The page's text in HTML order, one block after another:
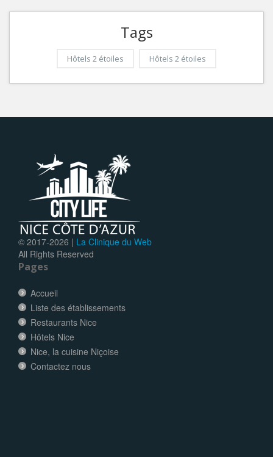
Tags
Hôtels 2 étoiles Hôtels 2 étoiles
© 2017-2026 | La Clinique du Web
All Rights Reserved
Pages
Accueil
Liste des établissements
Restaurants Nice
Hôtels Nice
Nice, la cuisine Niçoise
Contactez nous